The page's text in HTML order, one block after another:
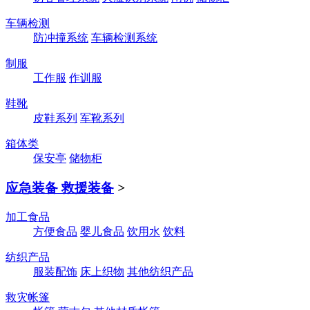
车辆检测
防冲撞系统 车辆检测系统
制服
工作服 作训服
鞋靴
皮鞋系列 军靴系列
箱体类
保安亭 储物柜
应急装备 救援装备 >
加工食品
方便食品 婴儿食品 饮用水 饮料
纺织产品
服装配饰 床上织物 其他纺织产品
救灾帐篷